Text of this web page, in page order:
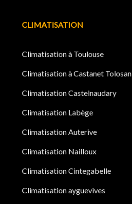
CLIMATISATION
Climatisation à Toulouse
Climatisation à Castanet Tolosan
Climatisation Castelnaudary
Climatisation Labège
Climatisation Auterive
Climatisation Nailloux
Climatisation Cintegabelle
Climatisation ayguevives